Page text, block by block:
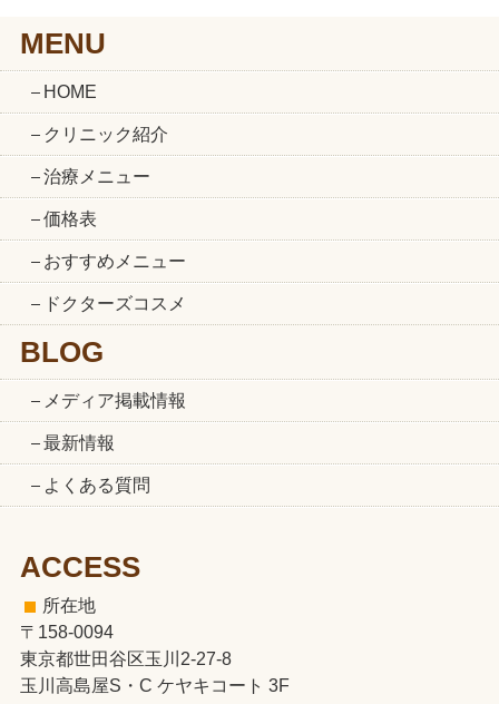
MENU
HOME
クリニック紹介
治療メニュー
価格表
おすすめメニュー
ドクターズコスメ
BLOG
メディア掲載情報
最新情報
よくある質問
ACCESS
所在地
〒158-0094
東京都世田谷区玉川2-27-8
玉川高島屋S・C ケヤキコート 3F